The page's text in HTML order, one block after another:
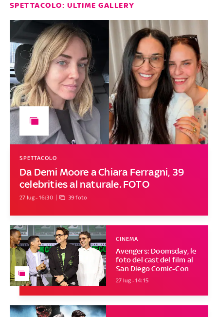
SPETTACOLO: ULTIME GALLERY
Da Demi Moore a Chiara Ferragni, 39
celebrities al naturale. FOTO
SPETTACOLO
27 lug - 16:30 39 foto
Avengers: Doomsday, le
foto del cast del film al
San Diego Comic-Con
CINEMA
27 lug - 14:15